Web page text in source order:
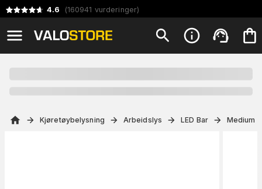
4.6 (160941 vurderinger)
Kjøretøybelysning Arbeidslys LED Bar Medium